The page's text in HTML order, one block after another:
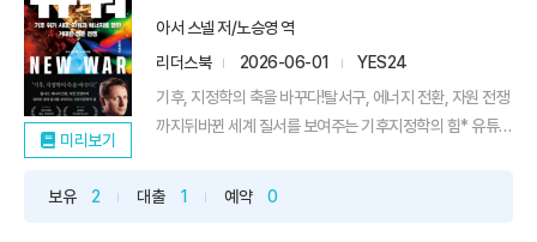
미리보기
아서 스넬 저/노승영 역
리더스북
2026-06-01
YES24
기후, 지정학의 축을 바꾸다!탈서구, 에너지 전환, 자원 전쟁
까지뒤바뀐 세계 질서를 보여주는 기후지정학의 힘* 유튜브
지고 있다. 19세기에는 향료와 은, 20세기에는 영토와 석유
보유 2 대출 1 예약 0